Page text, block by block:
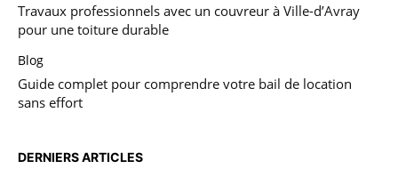
Travaux professionnels avec un couvreur à Ville-d’Avray
pour une toiture durable
Blog
Guide complet pour comprendre votre bail de location
sans effort
DERNIERS ARTICLES